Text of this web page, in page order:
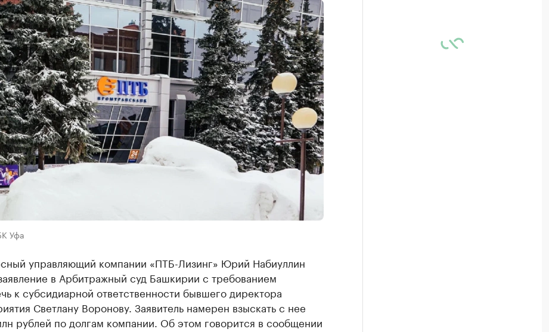
Уфа
управляющий компании «ПТБ-Лизинг» Юрий Набиуллин
в Арбитражный суд Башкирии с требованием
к субсидиарной ответственности бывшего директора
Светлану Воронову. Заявитель намерен взыскать с нее
рублей по долгам компании. Об этом говорится в сообщении